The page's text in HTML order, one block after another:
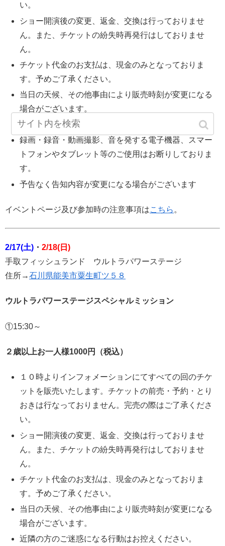
い。
ショー開演後の変更、返金、交換は行っておりませ
ん。また、チケットの紛失時再発行はしておりませ
ん。
チケット代金のお支払は、現金のみとなっておりま
す。予めご了承ください。
当日の天候、その他事由により販売時刻が変更になる
場合がございます。
近隣の方のご迷惑になる行動はお控えください。
録画・録音・動画撮影、音を発する電子機器、スマー
トフォンやタブレット等のご使用はお断りしておりま
す。
予告なく告知内容が変更になる場合がございます
イベントページ及び参加時の注意事項はこちら 。
2/17(土) ・ 2/18(日)
手取フィッシュランド ウルトラパワーステージ
住所→石川県能美市粟生町ツ５８
ウルトラパワーステージスペシャルミッション
①15:30～
２歳以上お一人様1000円（税込）
１０時よりインフォメーションにてすべての回のチケ
ットを販売いたします。チケットの前売・予約・とり
おきは行なっておりません。完売の際はご了承くださ
い。
ショー開演後の変更、返金、交換は行っておりませ
ん。また、チケットの紛失時再発行はしておりませ
ん。
チケット代金のお支払は、現金のみとなっておりま
す。予めご了承ください。
当日の天候、その他事由により販売時刻が変更になる
場合がございます。
近隣の方のご迷惑になる行動はお控えください。